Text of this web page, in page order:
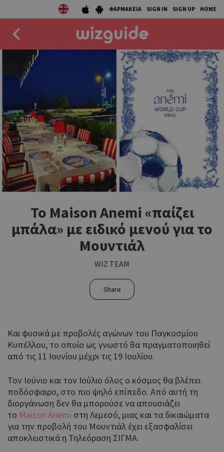
ΦΑΡΜΑΚΕΙΑ SIGN IN SIGN UP HOME
DRINK
50 BEST
AGENDA
COLLECTIONS
STORIES
Το Maison Anemi «παίζει
μπάλα» με ειδικό μενού για το
Μουντιάλ
WIZ TEAM
Share
Και φυσικά με προβολές αγώνων του Παγκοσμίου
Κυπέλλου, το οποίο ως γνωστό θα πραγματοποιηθεί
από τις 11 Ιουνίου μέχρι τις 19 Ιουλίου.
Τον Ιούνιο και τον Ιούλιο όλος ο κόσμος θα βλέπει
ποδόσφαιρο, στο πιο ψηλό επίπεδο. Από αυτή τη
διοργάνωση δεν θα μπορούσε να απουσιάζει
το Maison Anemi στη Λεμεσό, μιας και τα δικαιώματα
για την προβολή του Μουντιάλ έχει εξασφαλίσει
αποκλειστικά η Τηλεόραση ΣΙΓΜΑ.